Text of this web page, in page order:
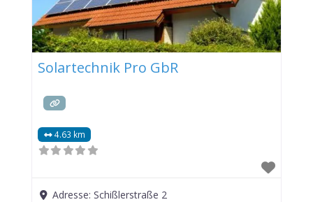
Solartechnik Pro GbR
4.63 km
Adresse:Schißlerstraße 2